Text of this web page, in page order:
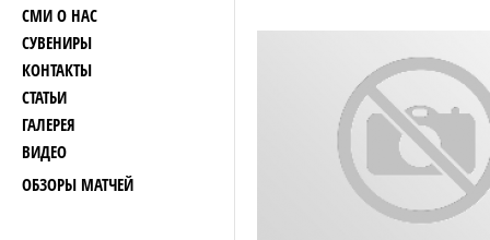
СМИ О НАС
СУВЕНИРЫ
КОНТАКТЫ
СТАТЬИ
ГАЛЕРЕЯ
ВИДЕО
ОБЗОРЫ МАТЧЕЙ